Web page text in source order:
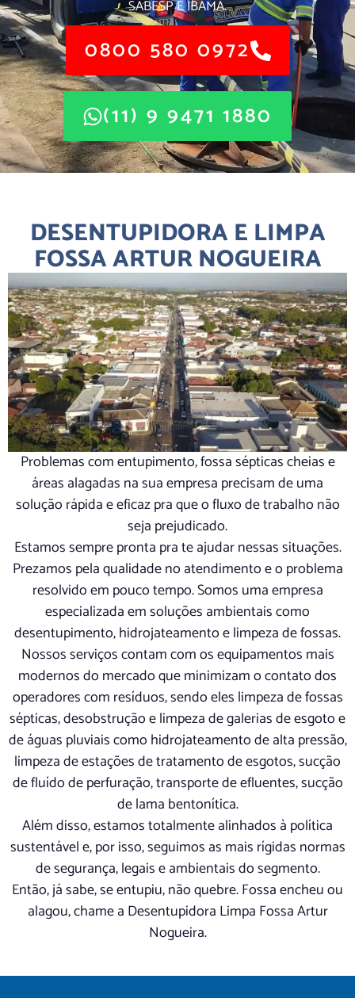
SABESP E IBAMA.
0800 580 0972
(11) 9 9471 1880
DESENTUPIDORA E LIMPA
FOSSA ARTUR NOGUEIRA
Problemas com entupimento, fossa sépticas cheias e
áreas alagadas na sua empresa precisam de uma
solução rápida e eficaz pra que o fluxo de trabalho não
seja prejudicado.
Estamos sempre pronta pra te ajudar nessas situações.
Prezamos pela qualidade no atendimento e o problema
resolvido em pouco tempo. Somos uma empresa
especializada em soluções ambientais como
desentupimento, hidrojateamento e limpeza de fossas.
Nossos serviços contam com os equipamentos mais
modernos do mercado que minimizam o contato dos
operadores com resíduos, sendo eles limpeza de fossas
sépticas, desobstrução e limpeza de galerias de esgoto e
de águas pluviais como hidrojateamento de alta pressão,
limpeza de estações de tratamento de esgotos, sucção
de fluído de perfuração, transporte de efluentes, sucção
de lama bentonítica.
Além disso, estamos totalmente alinhados à política
sustentável e, por isso, seguimos as mais rígidas normas
de segurança, legais e ambientais do segmento.
Então, já sabe, se entupiu, não quebre. Fossa encheu ou
alagou, chame a Desentupidora Limpa Fossa Artur
Nogueira.